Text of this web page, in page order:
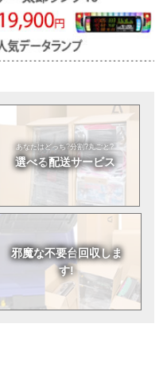
あなたはどっち?分割?丸ごと?
選べる配送サービス
邪魔な不要台回収しま
す!